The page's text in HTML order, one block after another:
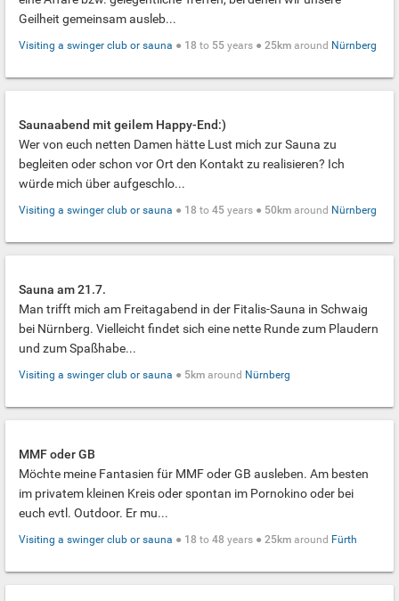
Geilheit gemeinsam ausleb...
Visiting a swinger club or sauna ● 18 to 55 years ● 25km around Nürnberg
Saunaabend mit geilem Happy-End:)
Wer von euch netten Damen hätte Lust mich zur Sauna zu
begleiten oder schon vor Ort den Kontakt zu realisieren? Ich
würde mich über aufgeschlo...
Visiting a swinger club or sauna ● 18 to 45 years ● 50km around Nürnberg
Sauna am 21.7.
Man trifft mich am Freitagabend in der Fitalis-Sauna in Schwaig
bei Nürnberg. Vielleicht findet sich eine nette Runde zum Plaudern
und zum Spaßhabe...
Visiting a swinger club or sauna ● 5km around Nürnberg
MMF oder GB
Möchte meine Fantasien für MMF oder GB ausleben. Am besten
im privatem kleinen Kreis oder spontan im Pornokino oder bei
euch evtl. Outdoor. Er mu...
Visiting a swinger club or sauna ● 18 to 48 years ● 25km around Fürth